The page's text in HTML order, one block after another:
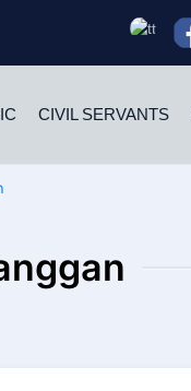
CIVIL SERVANTS